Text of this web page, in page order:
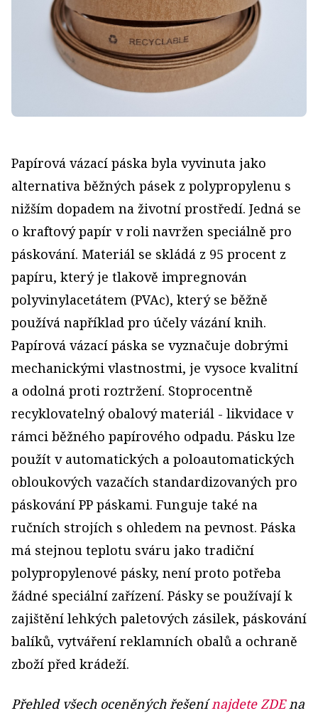
Papírová vázací páska byla vyvinuta jako
alternativa běžných pásek z polypropylenu s
nižším dopadem na životní prostředí. Jedná se
o kraftový papír v roli navržen speciálně pro
páskování. Materiál se skládá z 95 procent z
papíru, který je tlakově impregnován
polyvinylacetátem (PVAc), který se běžně
používá například pro účely vázání knih.
Papírová vázací páska se vyznačuje dobrými
mechanickými vlastnostmi, je vysoce kvalitní
a odolná proti roztržení. Stoprocentně
recyklovatelný obalový materiál - likvidace v
rámci běžného papírového odpadu. Pásku lze
použít v automatických a poloautomatických
obloukových vazačích standardizovaných pro
páskování PP páskami. Funguje také na
ručních strojích s ohledem na pevnost. Páska
má stejnou teplotu sváru jako tradiční
polypropylenové pásky, není proto potřeba
žádné speciální zařízení. Pásky se používají k
zajištění lehkých paletových zásilek, páskování
balíků, vytváření reklamních obalů a ochraně
zboží před krádeží.
Přehled všech oceněných řešenínajdete ZDEna